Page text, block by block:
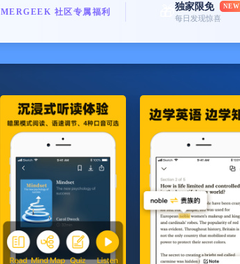
MERGEEK 社区专属福利 独家限免 NEW
每日发现惊喜